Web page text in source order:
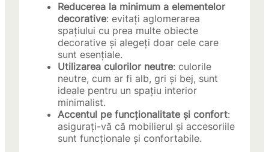
Reducerea la minimum a elementelor
decorative: evitați aglomerarea
spațiului cu prea multe obiecte
decorative și alegeți doar cele care
sunt esențiale.
Utilizarea culorilor neutre: culorile
neutre, cum ar fi alb, gri și bej, sunt
ideale pentru un spațiu interior
minimalist.
Accentul pe funcționalitate și confort:
asigurați-vă că mobilierul și accesoriile
sunt funcționale și confortabile.